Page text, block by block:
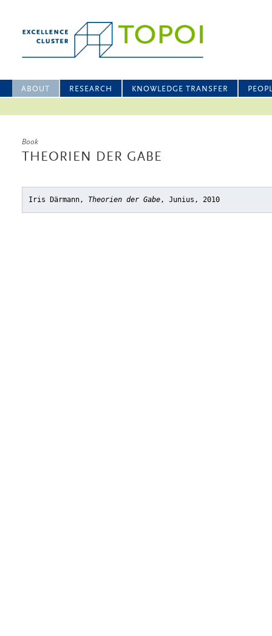
ABOUT RESEARCH KNOWLEDGE TRANSFER
Book
THEORIEN DER GABE
Iris Därmann, Theorien der Gabe, Junius, 2010